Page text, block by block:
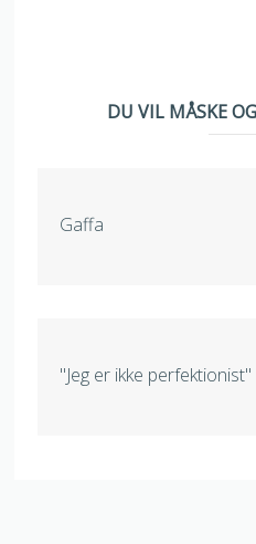
DU VIL MÅSKE
Gaffa
"Jeg er ikke perfektionist"